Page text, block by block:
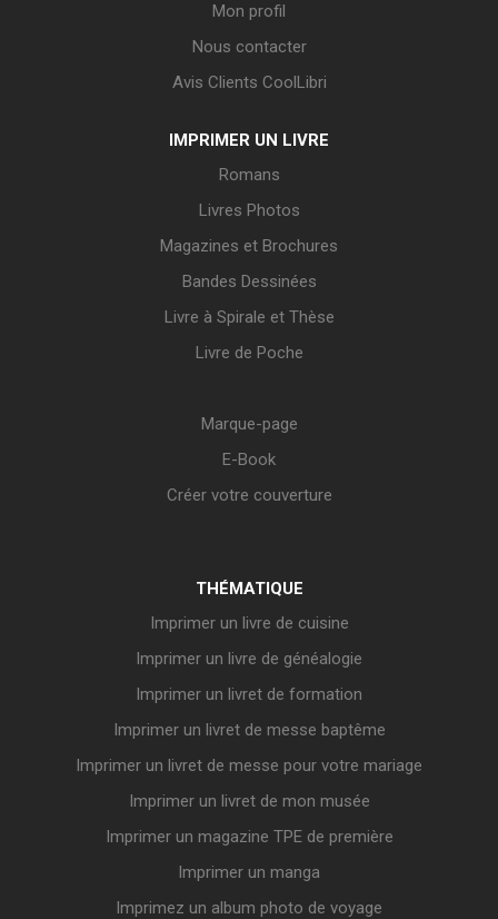
Mon profil
Nous contacter
Avis Clients CoolLibri
IMPRIMER UN LIVRE
Romans
Livres Photos
Magazines et Brochures
Bandes Dessinées
Livre à Spirale et Thèse
Livre de Poche
Marque-page
E-Book
Créer votre couverture
THÉMATIQUE
Imprimer un livre de cuisine
Imprimer un livre de généalogie
Imprimer un livret de formation
Imprimer un livret de messe baptême
Imprimer un livret de messe pour votre mariage
Imprimer un livret de mon musée
Imprimer un magazine TPE de première
Imprimer un manga
Imprimez un album photo de voyage